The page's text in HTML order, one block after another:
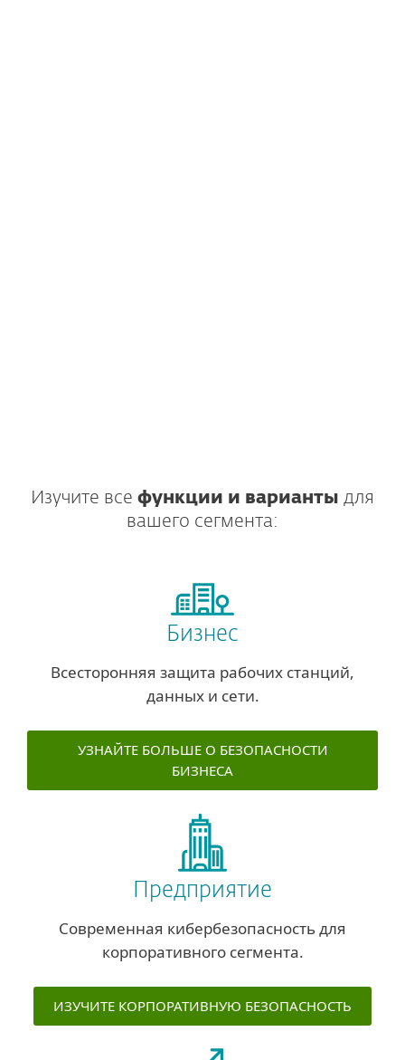
Изучите все функции и варианты для
вашего сегмента:
Бизнес
Всесторонняя защита рабочих станций,
данных и сети.
УЗНАЙТЕ БОЛЬШЕ О БЕЗОПАСНОСТИ
БИЗНЕСА
Предприятие
Современная кибербезопасность для
корпоративного сегмента.
ИЗУЧИТЕ КОРПОРАТИВНУЮ БЕЗОПАСНОСТЬ